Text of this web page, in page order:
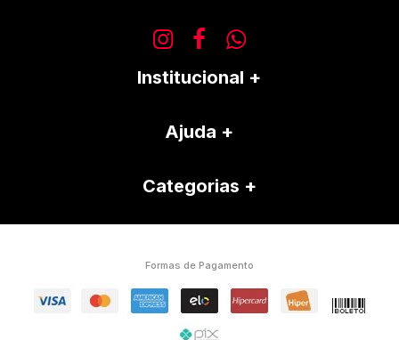
Institucional
Ajuda
Categorias
Formas de Pagamento